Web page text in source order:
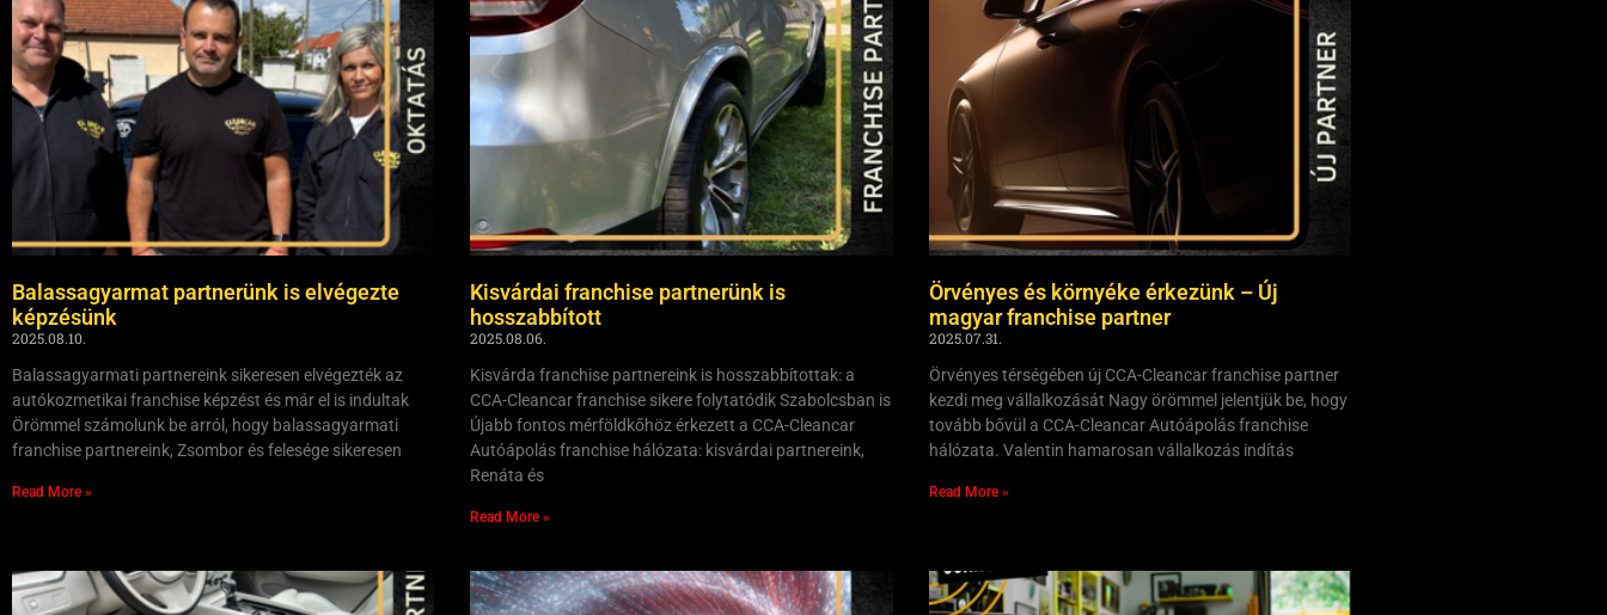
Balassagyarmat partnerünk is elvégezte
képzésünk
2025.08.10.
Balassagyarmati partnereink sikeresen elvégezték az
autókozmetikai franchise képzést és már el is indultak
Örömmel számolunk be arról, hogy balassagyarmati
franchise partnereink, Zsombor és felesége sikeresen
Read More »
Kisvárdai franchise partnerünk is
hosszabbított
2025.08.06.
Kisvárda franchise partnereink is hosszabbítottak: a
CCA-Cleancar franchise sikere folytatódik Szabolcsban is
Újabb fontos mérföldkőhöz érkezett a CCA-Cleancar
Autóápolás franchise hálózata: kisvárdai partnereink,
Renáta és
Read More »
Örvényes és környéke érkezünk – Új
magyar franchise partner
2025.07.31.
Örvényes térségében új CCA-Cleancar franchise partner
kezdi meg vállalkozását Nagy örömmel jelentjük be, hogy
tovább bővül a CCA-Cleancar Autóápolás franchise
hálózata. Valentin hamarosan vállalkozás indítás
Read More »